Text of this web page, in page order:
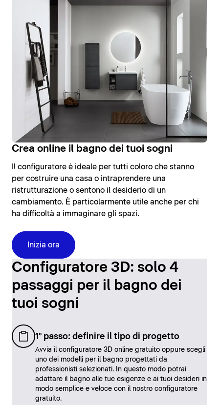
Crea online il bagno dei tuoi sogni
Il configuratore è ideale per tutti coloro che stanno
per costruire una casa o intraprendere una
ristrutturazione o sentono il desiderio di un
cambiamento. È particolarmente utile anche per chi
ha difficoltà a immaginare gli spazi.
Inizia ora
Configuratore 3D: solo 4
passaggi per il bagno dei
tuoi sogni
1° passo: definire il tipo di progetto
Avvia il configuratore 3D online gratuito oppure scegli
uno dei modelli per il bagno progettati da
professionisti selezionati. In questo modo potrai
adattare il bagno alle tue esigenze e ai tuoi desideri in
modo semplice e veloce con il nostro configuratore
gratuito.